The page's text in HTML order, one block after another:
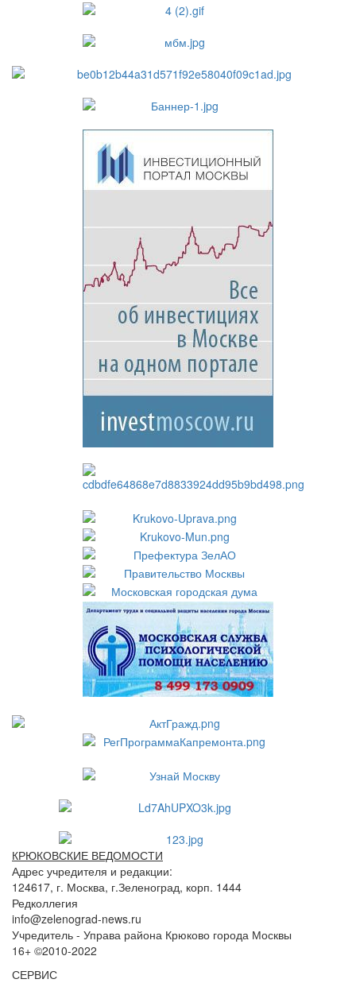
КРЮКОВСКИЕ ВЕДОМОСТИ
Адрес учредителя и редакции:
124617, г. Москва, г.Зеленоград, корп. 1444
Редколлегия
info@zelenograd-news.ru
Учредитель - Управа района Крюково города Москвы
16+ ©2010-2022
СЕРВИС